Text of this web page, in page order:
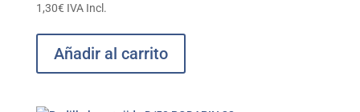
1,30€ IVA Incl.
Añadir al carrito